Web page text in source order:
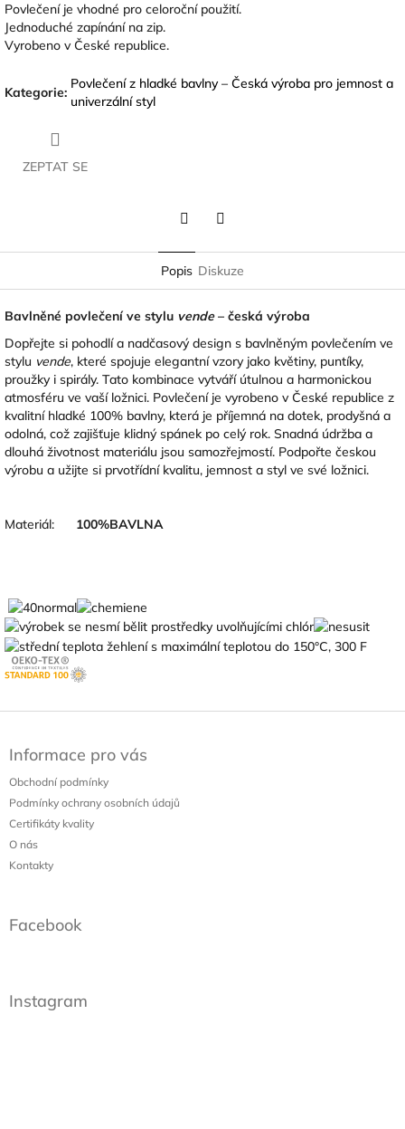
Povlečení je vhodné pro celoroční použití.
Jednoduché zapínání na zip.
Vyrobeno v České republice.
Kategorie:
Povlečení z hladké bavlny – Česká výroba pro jemnost a
univerzální styl
ZEPTAT SE
Popis Diskuze
Bavlněné povlečení ve stylu vende – česká výroba
Dopřejte si pohodlí a nadčasový design s bavlněným povlečením ve
stylu vende, které spojuje elegantní vzory jako květiny, puntíky,
proužky i spirály. Tato kombinace vytváří útulnou a harmonickou
atmosféru ve vaší ložnici. Povlečení je vyrobeno v České republice z
kvalitní hladké 100% bavlny, která je příjemná na dotek, prodyšná a
odolná, což zajišťuje klidný spánek po celý rok. Snadná údržba a
dlouhá životnost materiálu jsou samozřejmostí. Podpořte českou
výrobu a užijte si prvotřídní kvalitu, jemnost a styl ve své ložnici.
Materiál: 100%BAVLNA
a
Informace pro vás
Obchodní podmínky
Podmínky ochrany osobních údajů
Certifikáty kvality
O nás
Kontakty
Facebook
Instagram